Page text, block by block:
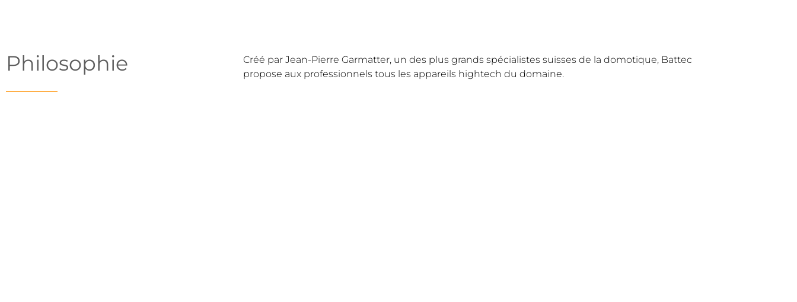
Philosophie
Créé par Jean-Pierre Garmatter, un des plus grands spécialistes suisses de la domotique, Battec
propose aux professionnels tous les appareils hightech du domaine.